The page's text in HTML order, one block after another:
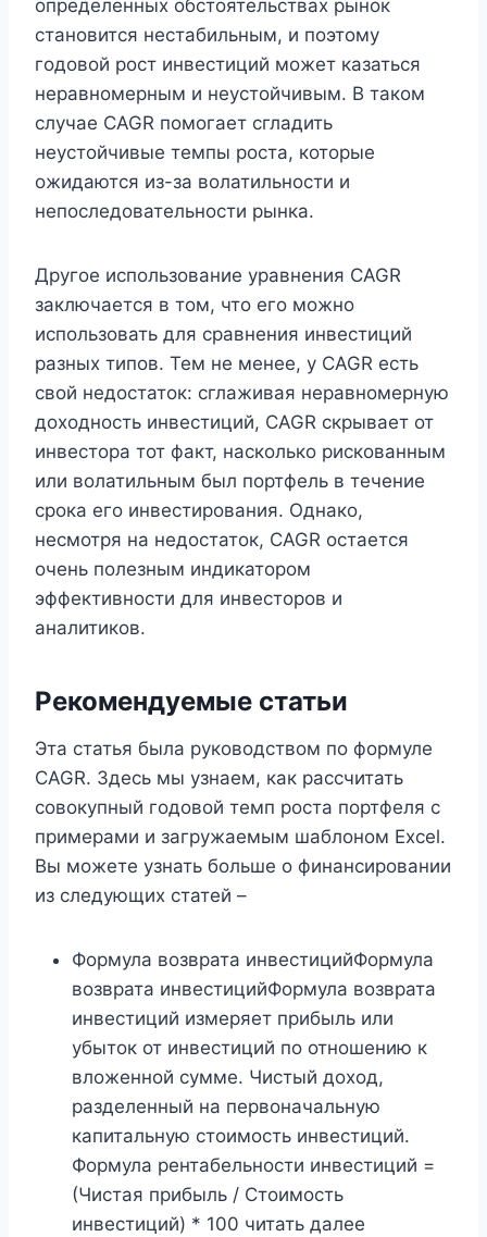
определенных обстоятельствах рынок
становится нестабильным, и поэтому
годовой рост инвестиций может казаться
неравномерным и неустойчивым. В таком
случае CAGR помогает сгладить
неустойчивые темпы роста, которые
ожидаются из-за волатильности и
непоследовательности рынка.
Другое использование уравнения CAGR
заключается в том, что его можно
использовать для сравнения инвестиций
разных типов. Тем не менее, у CAGR есть
свой недостаток: сглаживая неравномерную
доходность инвестиций, CAGR скрывает от
инвестора тот факт, насколько рискованным
или волатильным был портфель в течение
срока его инвестирования. Однако,
несмотря на недостаток, CAGR остается
очень полезным индикатором
эффективности для инвесторов и
аналитиков.
Рекомендуемые статьи
Эта статья была руководством по формуле
CAGR. Здесь мы узнаем, как рассчитать
совокупный годовой темп роста портфеля с
примерами и загружаемым шаблоном Excel.
Вы можете узнать больше о финансировании
из следующих статей –
Формула возврата инвестицийФормула
возврата инвестицийФормула возврата
инвестиций измеряет прибыль или
убыток от инвестиций по отношению к
вложенной сумме. Чистый доход,
разделенный на первоначальную
капитальную стоимость инвестиций.
Формула рентабельности инвестиций =
(Чистая прибыль / Стоимость
инвестиций) * 100 читать далее